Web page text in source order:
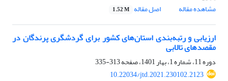
مشاهده مقاله
اصل مقاله 1.52 M
ارزیابی و رتبه‏‌بندی استان‏‌های کشور برای گردشگری پرندگان در
مقصدهای تالابی
دوره 11، شماره 1، بهار 1401، صفحه
313-335
10.22034/jtd.2021.230102.2123